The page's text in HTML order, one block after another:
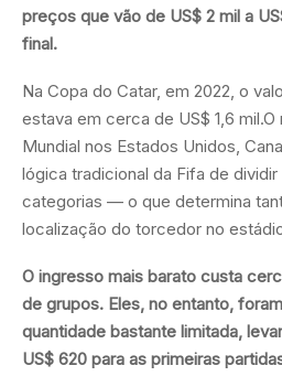
preços que vão de US$ 2 mil a
final.
Na Copa do Catar, em 2022, o
estava em cerca de US$ 1,6
Mundial nos Estados Unidos,
lógica tradicional da Fifa de
categorias — o que determina
localização do torcedor no
O ingresso mais barato custa
de grupos. Eles, no entanto,
quantidade bastante limitada,
US$ 620 para as primeiras